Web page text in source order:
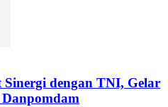
dengan TNI, Gelar